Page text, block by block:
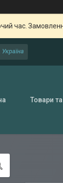
час.
Товари